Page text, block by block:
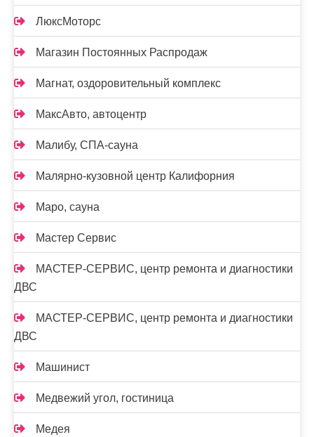
ЛюксМоторс
Магазин Постоянных Распродаж
Магнат, оздоровительный комплекс
МаксАвто, автоцентр
Малибу, СПА-сауна
Малярно-кузовной центр Калифорния
Маро, сауна
Мастер Сервис
МАСТЕР-СЕРВИС, центр ремонта и диагностики
ДВС
МАСТЕР-СЕРВИС, центр ремонта и диагностики
ДВС
Машинист
Медвежий угол, гостиница
Медея